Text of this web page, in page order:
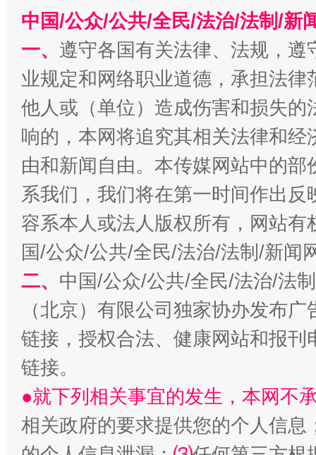
习近平的博鳌关键词
魏明
“刷贴”乱象丛生
生
揭批美国五大"原罪" "炒
中国/公众/公共/全民/法治/法制/新
一、 遵守各国有关法律、法规，
业规定和网络职业道德，承担法
他人或（单位）造成伤害和损失
响的，本网将追究其相关法律和
由和新闻自由。本传媒网站中的
系我们，我们将在第一时间作出
容系本人或法人版权所有，网站
国/公众/公共/全民/法治/法制/新闻
二、 中国/公众/公共/全民/法治/法
（北京）有限公司独家协办发布
链接，授权合法、健康网站和报
链接。
●就下列相关事宜的发生，本网不
相关政府的要求提供您的个人信息